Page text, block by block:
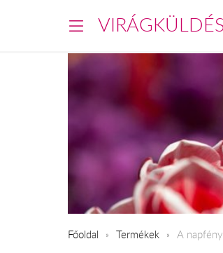
Főoldal Termékek A